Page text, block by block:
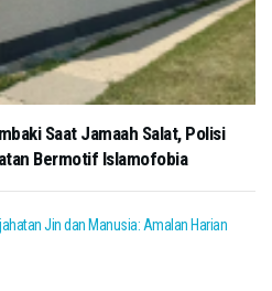
Saat Jamaah Salat, Polisi
Bermotif Islamofobia